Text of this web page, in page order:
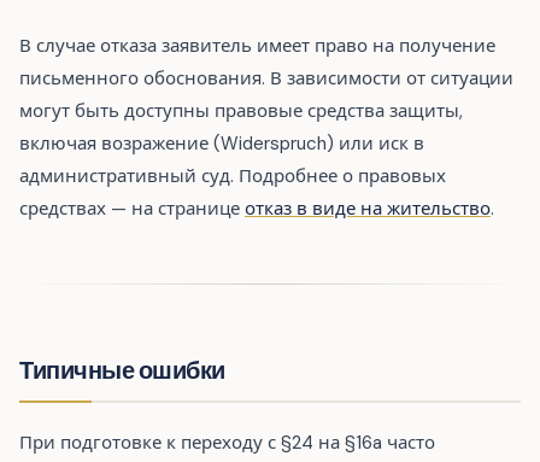
В случае отказа заявитель имеет право на получение
письменного обоснования. В зависимости от ситуации
могут быть доступны правовые средства защиты,
включая возражение (Widerspruch) или иск в
административный суд. Подробнее о правовых
средствах — на странице отказ в виде на жительство.
Типичные ошибки
При подготовке к переходу с §24 на §16a часто